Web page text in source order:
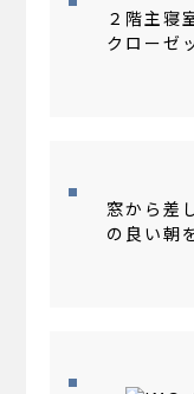
２階主寝
クローゼ
窓から差
の良い朝